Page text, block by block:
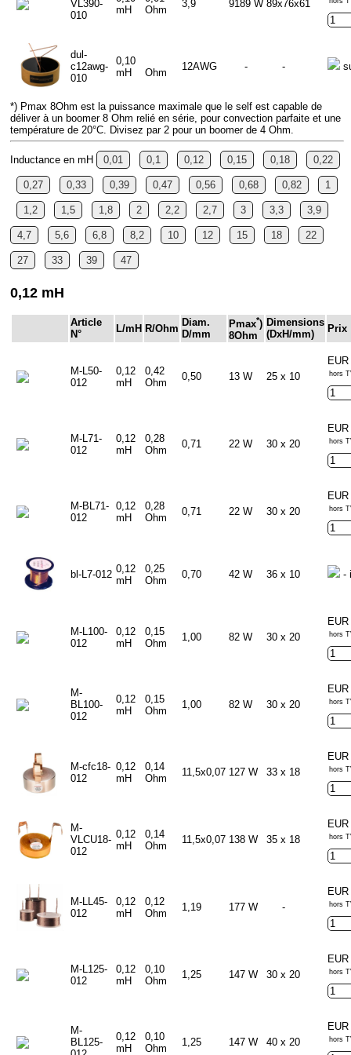
VL390-
010
mH
Ohm
3,9 9189 W 89x76x61
dul-
c12awg-
010
0,10
mH
Ohm
12AWG - -
*) Pmax 8Ohm est la puissance maximale que le self est capable de
déliver à un boomer 8 Ohm relié en série, pour convection parfaite et une
température de 20°C. Divisez par 2 pour un boomer de 4 Ohm.
Inductance en mH 0,01 0,1 0,12 0,15 0,18 0,22
0,27 0,33 0,39 0,47 0,56 0,68 0,82 1
1,2 1,5 1,8 2 2,2 2,7 3 3,3 3,9
4,7 5,6 6,8 8,2 10 12 15 18 22
27 33 39 47
0,12 mH
Article
N°
L/mH R/Ohm
Diam.
D/mm
Pmax*)
8Ohm
Dimensions
(DxH/mm)
Prix
M-L50-
012
0,12
mH
0,42
Ohm
0,50 13 W 25 x 10 hors
M-L71-
012
0,12
mH
0,28
Ohm
0,71 22 W 30 x 20 hors
M-BL71-
012
0,12
mH
0,28
Ohm
0,71 22 W 30 x 20 hors
bl-L7-012 0,12
mH
0,25
Ohm
0,70 42 W 36 x 10 -
M-L100-
012
0,12
mH
0,15
Ohm
1,00 82 W 30 x 20 hors
M-
BL100-
012
0,12
mH
0,15
Ohm
1,00 82 W 30 x 20 hors
M-cfc18-
012
0,12
mH
0,14
Ohm
11,5x0,07 127 W 33 x 18 hors
M-
VLCU18-
012
0,12
mH
0,14
Ohm
11,5x0,07 138 W 35 x 18 hors
M-LL45-
012
0,12
mH
0,12
Ohm
1,19 177 W - hors
M-L125-
012
0,12
mH
0,10
Ohm
1,25 147 W 30 x 20 hors
M-
BL125-
0,12
mH
0,10
Ohm
1,25 147 W 40 x 20 hors